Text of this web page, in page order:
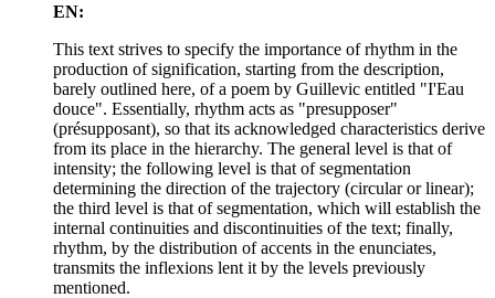
EN:
This text strives to specify the importance of rhythm in the
production of signification, starting from the description,
barely outlined here, of a poem by Guillevic entitled "I'Eau
douce". Essentially, rhythm acts as "presupposer"
(présupposant), so that its acknowledged characteristics derive
from its place in the hierarchy. The general level is that of
intensity; the following level is that of segmentation
determining the direction of the trajectory (circular or linear);
the third level is that of segmentation, which will establish the
internal continuities and discontinuities of the text; finally,
rhythm, by the distribution of accents in the enunciates,
transmits the inflexions lent it by the levels previously
mentioned.